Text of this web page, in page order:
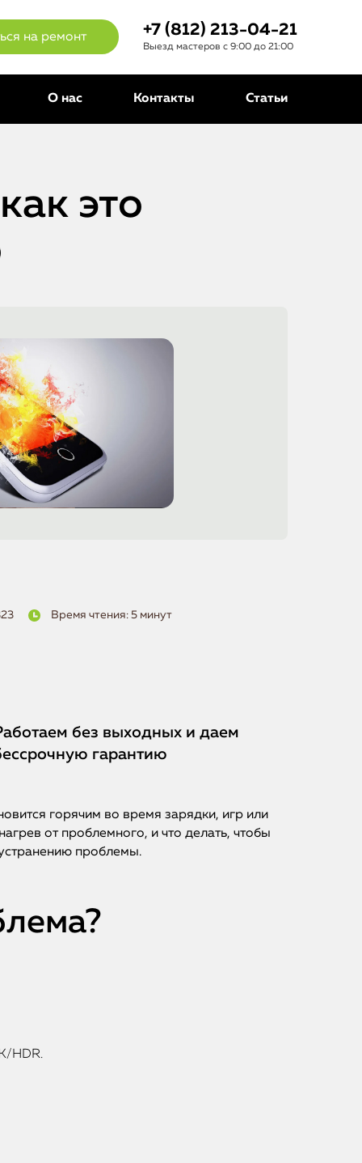
на ремонт +7 (812) 213-04-21
Выезд мастеров с 9:00 до 21:00
О нас Контакты Статьи
это
Время чтения: 5 минут
без выходных и даем
гарантию
горячим во время зарядки, игр или
от проблемного, и что делать, чтобы
проблемы.
HDR.